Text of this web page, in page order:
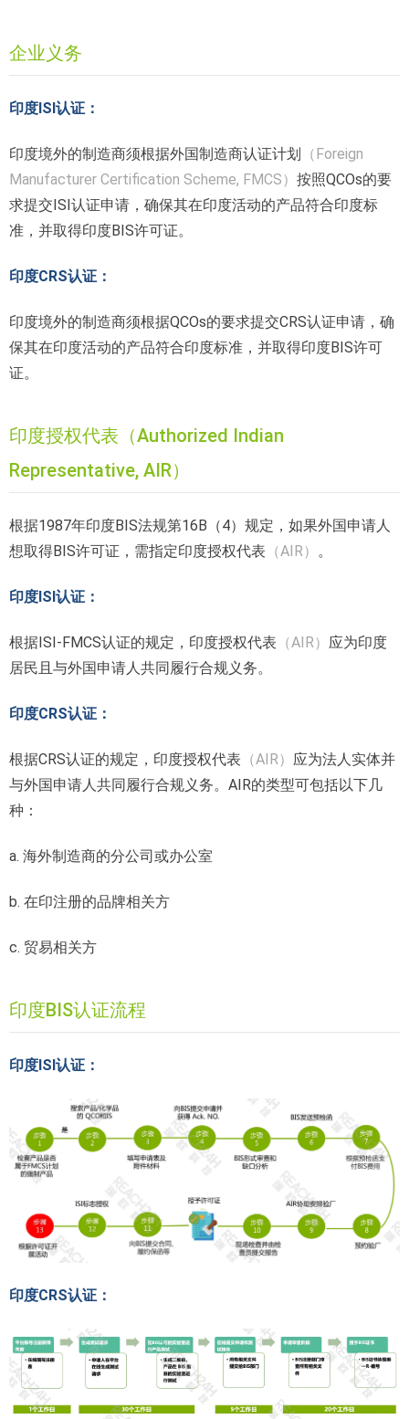
企业义务
印度ISI认证：
印度境外的制造商须根据外国制造商认证计划 （Foreign
Manufacturer Certification Scheme, FMCS） 按照QCOs的要
求提交ISI认证申请，确保其在印度活动的产品符合印度标
准，并取得印度BIS许可证。
印度CRS认证：
印度境外的制造商须根据QCOs的要求提交CRS认证申请，确
保其在印度活动的产品符合印度标准，并取得印度BIS许可
证。
印度授权代表（Authorized Indian
Representative, AIR）
根据1987年印度BIS法规第16B（4）规定，如果外国申请人
想取得BIS许可证，需指定印度授权代表 （AIR） 。
印度ISI认证：
根据ISI-FMCS认证的规定，印度授权代表 （AIR） 应为印度
居民且与外国申请人共同履行合规义务。
印度CRS认证：
根据CRS认证的规定，印度授权代表 （AIR） 应为法人实体并
与外国申请人共同履行合规义务。AIR的类型可包括以下几
种：
a. 海外制造商的分公司或办公室
b. 在印注册的品牌相关方
c. 贸易相关方
印度BIS认证流程
印度ISI认证：
印度CRS认证：